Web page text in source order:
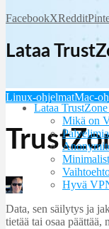
Linux-ohjelmatMac-
Martin Jørgensen
januar 6, 2026
FacebookXReddit
Lataa
Lataa
Mikä on
Hyvä
Data, sen säilytys ja
tietää tai osaa